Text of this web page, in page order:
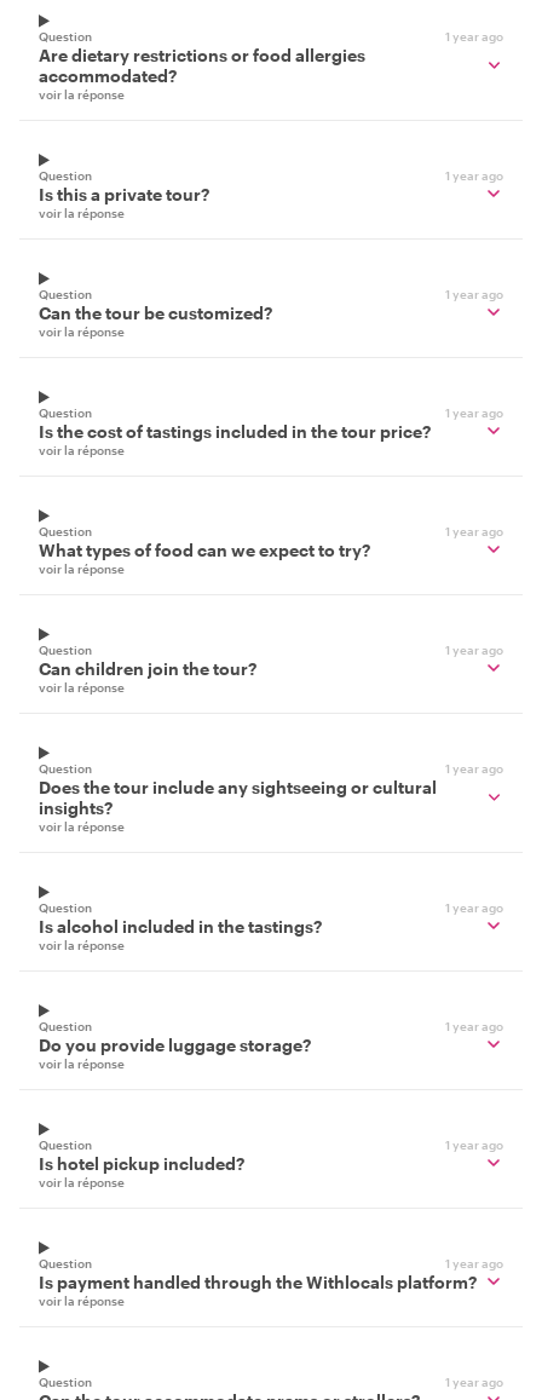
Question 1 year ago
Are dietary restrictions or food allergies
accommodated?
voir la réponse
Question 1 year ago
Is this a private tour?
voir la réponse
Question 1 year ago
Can the tour be customized?
voir la réponse
Question 1 year ago
Is the cost of tastings included in the tour price?
voir la réponse
Question 1 year ago
What types of food can we expect to try?
voir la réponse
Question 1 year ago
Can children join the tour?
voir la réponse
Question 1 year ago
Does the tour include any sightseeing or cultural
insights?
voir la réponse
Question 1 year ago
Is alcohol included in the tastings?
voir la réponse
Question 1 year ago
Do you provide luggage storage?
voir la réponse
Question 1 year ago
Is hotel pickup included?
voir la réponse
Question 1 year ago
Is payment handled through the Withlocals platform?
voir la réponse
Question 1 year ago